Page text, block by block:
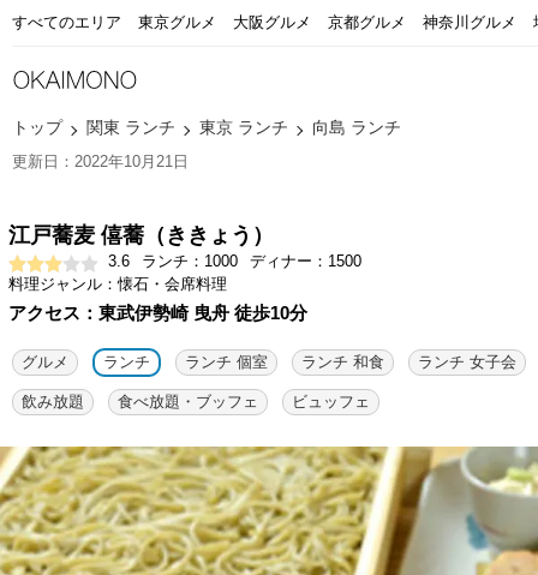
すべてのエリア 東京グルメ 大阪グルメ 京都グルメ 神奈川グルメ
トップ 関東 ランチ 東京 ランチ 向島 ランチ
更新日：2022年10月21日
江戸蕎麦 僖蕎（ききょう）
3.6 ランチ：1000
ディナー：1500
料理ジャンル：懐石・会席料理
アクセス：東武伊勢崎 曳舟 徒歩10分
グルメ ランチ ランチ 個室 ランチ 和食 ランチ 女子会
飲み放題 食べ放題・ブッフェ ビュッフェ